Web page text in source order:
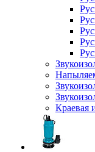
Краевая